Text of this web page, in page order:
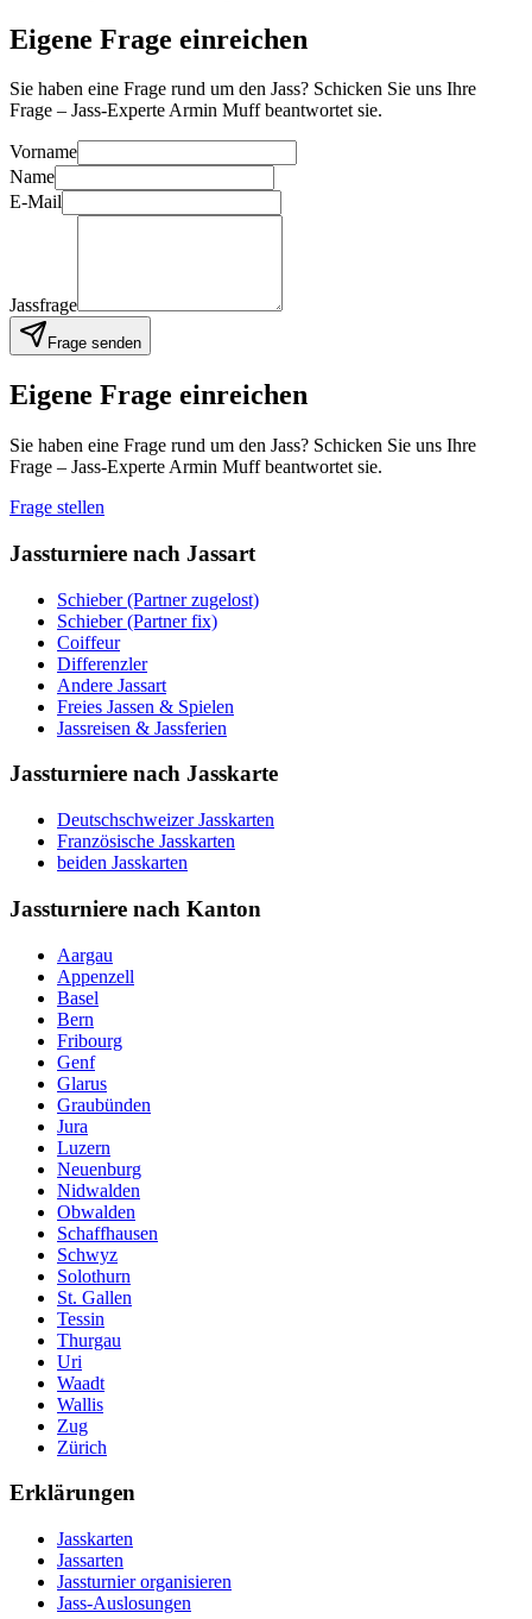
Eigene Frage einreichen
Sie haben eine Frage rund um den Jass? Schicken Sie uns Ihre
Frage – Jass-Experte Armin Muff beantwortet sie.
Vorname
Name
E-Mail
Jassfrage
Frage senden
Eigene Frage einreichen
Sie haben eine Frage rund um den Jass? Schicken Sie uns Ihre
Frage – Jass-Experte Armin Muff beantwortet sie.
Frage stellen
Jassturniere nach Jassart
Schieber (Partner zugelost)
Schieber (Partner fix)
Coiffeur
Differenzler
Andere Jassart
Freies Jassen & Spielen
Jassreisen & Jassferien
Jassturniere nach Jasskarte
Deutschschweizer Jasskarten
Französische Jasskarten
beiden Jasskarten
Jassturniere nach Kanton
Aargau
Appenzell
Basel
Bern
Fribourg
Genf
Glarus
Graubünden
Jura
Luzern
Neuenburg
Nidwalden
Obwalden
Schaffhausen
Schwyz
Solothurn
St. Gallen
Tessin
Thurgau
Uri
Waadt
Wallis
Zug
Zürich
Erklärungen
Jasskarten
Jassarten
Jassturnier organisieren
Jass-Auslosungen